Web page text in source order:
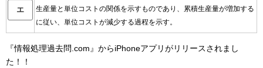
エ
生産量と単位コストの関係を示すものであり、累積生産量が増加する
に従い、単位コストが減少する過程を示す。
『情報処理過去問.com』からiPhoneアプリがリリースされまし
た！！